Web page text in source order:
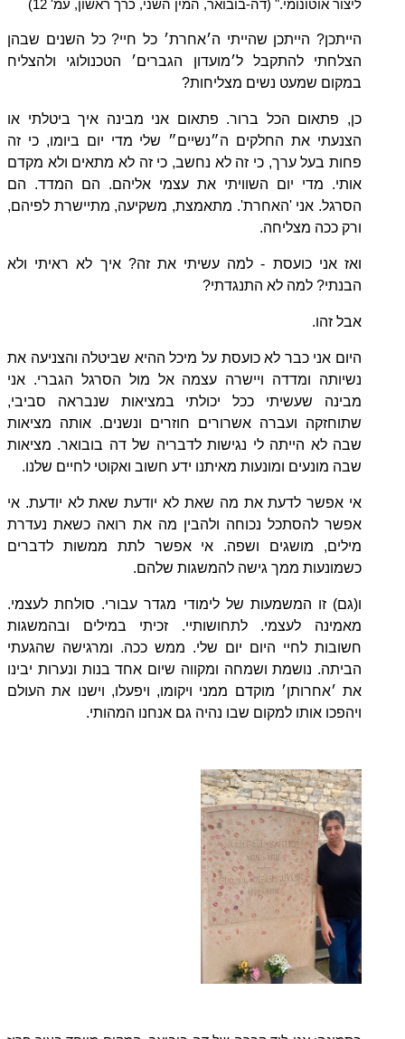
ליצור אוטונומי." (דה-בובואר, המין השני, כרך ראשון, עמ' 12)
הייתכן? הייתכן שהייתי ה׳אחרת׳ כל חיי? כל השנים שבהן
הצלחתי להתקבל ל׳מועדון הגברים׳ הטכנולוגי ולהצליח
במקום שמעט נשים מצליחות?
כן, פתאום הכל ברור. פתאום אני מבינה איך ביטלתי או
הצנעתי את החלקים ה״נשיים״ שלי מדי יום ביומו, כי זה
פחות בעל ערך, כי זה לא נחשב, כי זה לא מתאים ולא מקדם
אותי. מדי יום השוויתי את עצמי אליהם. הם המדד. הם
הסרגל. אני 'האחרת'. מתאמצת, משקיעה, מתיישרת לפיהם,
ורק ככה מצליחה.
ואז אני כועסת - למה עשיתי את זה? איך לא ראיתי ולא
הבנתי? למה לא התנגדתי?
אבל זהו.
היום אני כבר לא כועסת על מיכל ההיא שביטלה והצניעה את
נשיותה ומדדה ויישרה עצמה אל מול הסרגל הגברי. אני
מבינה שעשיתי ככל יכולתי במציאות שנבראה סביבי,
שתוחזקה ועברה אשרורים חוזרים ונשנים. אותה מציאות
שבה לא הייתה לי נגישות לדבריה של דה בובואר. מציאות
שבה מונעים ומונעות מאיתנו ידע חשוב ואקוטי לחיים שלנו.
אי אפשר לדעת את מה שאת לא יודעת שאת לא יודעת. אי
אפשר להסתכל נכוחה ולהבין מה את רואה כשאת נעדרת
מילים, מושגים ושפה. אי אפשר לתת ממשות לדברים
כשמונעות ממך גישה להמשגות שלהם.
ו(גם) זו המשמעות של לימודי מגדר עבורי. סולחת לעצמי.
מאמינה לעצמי. לתחושותיי. זכיתי במילים ובהמשגות
חשובות לחיי היום יום שלי. ממש ככה. ומרגישה שהגעתי
הביתה. נושמת ושמחה ומקווה שיום אחד בנות ונערות יבינו
את ׳אחרותן׳ מוקדם ממני ויקומו, ויפעלו, וישנו את העולם
ויהפכו אותו למקום שבו נהיה גם אנחנו המהותי.